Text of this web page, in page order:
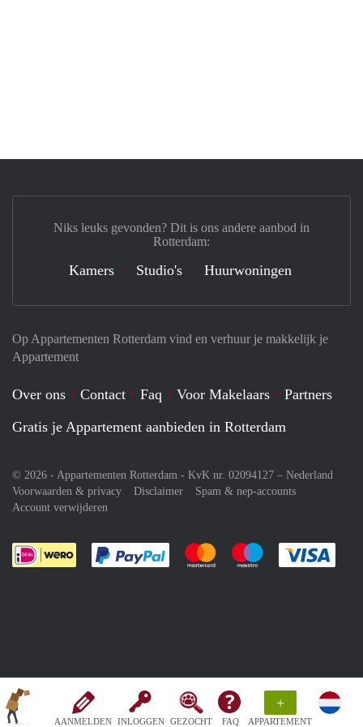
AANMELDEN INLOGGEN GEZOCHT FAQ
+
APPARTEMENT
Op Appartementen Rotterdam vind en verhuur je makkelijk je
Appartement
Over ons Contact Faq Voor Makelaars
Partners
Gratis je Appartement aanbieden in Rotterdam
© 2026 - Appartementen Rotterdam - KvK nr. 02094127 – Nederland
Voorwaarden & privacy
Disclaimer
Spam & nep-accounts
Account verwijderen
Je rekent gemakkelijk af met Paypal
Je rekent gemakkelijk af met
Je rekent
Niks leuks gevonden? Dit is ons andere aanbod in
Rotterdam:
Kamers Studio's Huurwoningen